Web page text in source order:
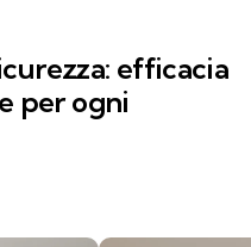
efficacia
per ogni